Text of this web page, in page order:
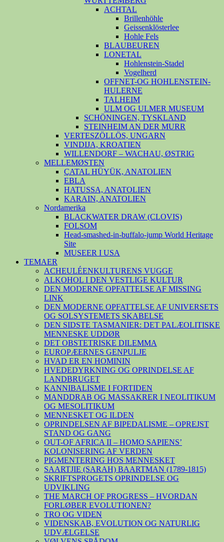
ACHTAL
Brillenhöhle
Geissenklösterlee
Hohle Fels
BLAUBEUREN
LONETAL
Hohlenstein-Stadel
Vogelherd
OFFNET-OG HOHLENSTEIN-
HULERNE
TALHEIM
ULM OG ULMER MUSEUM
SCHÖNINGEN, TYSKLAND
STEINHEIM AN DER MURR
VERTESZÖLLÖS, UNGARN
VINDIJA, KROATIEN
WILLENDORF – WACHAU, ØSTRIG
MELLEMØSTEN
ÇATAL HÜYÜK, ANATOLIEN
EBLA
HATUSSA, ANATOLIEN
KARAIN, ANATOLIEN
Nordamerika
BLACKWATER DRAW (CLOVIS)
FOLSOM
Head-smashed-in-buffalo-jump World Heritage
Site
MUSEER I USA
TEMAER
ACHEULÉENKULTURENS VUGGE
ALKOHOL I DEN VESTLIGE KULTUR
DEN MODERNE OPFATTELSE AF MISSING
LINK
DEN MODERNE OPFATTELSE AF UNIVERSETS
OG SOLSYSTEMETS SKABELSE
DEN SIDSTE TASMANIER: DET PALÆOLITISKE
MENNESKE UDDØR
DET OBSTETRISKE DILEMMA
EUROPÆERNES GENPULJE
HVAD ER EN HOMININ
HVEDEDYRKNING OG OPRINDELSE AF
LANDBRUGET
KANNIBALISME I FORTIDEN
MANDDRAB OG MASSAKRER I NEOLITIKUM
OG MESOLITIKUM
MENNESKET OG ILDEN
OPRINDELSEN AF BIPEDALISME – OPREJST
STAND OG GANG
OUT-OF AFRICA II – HOMO SAPIENS’
KOLONISERING AF VERDEN
PIGMENTERING HOS MENNESKET
SAARTJIE (SARAH) BAARTMAN (1789-1815)
SKRIFTSPROGETS OPRINDELSE OG
UDVIKLING
THE MARCH OF PROGRESS – HVORDAN
FORLØBER EVOLUTIONEN?
TRO OG VIDEN
VIDENSKAB, EVOLUTION OG NATURLIG
UDVÆLGELSE